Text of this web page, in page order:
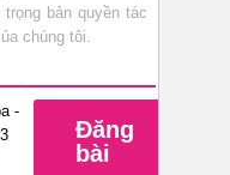
bản quyền tác
chúng tôi.
-
Đăng
bài